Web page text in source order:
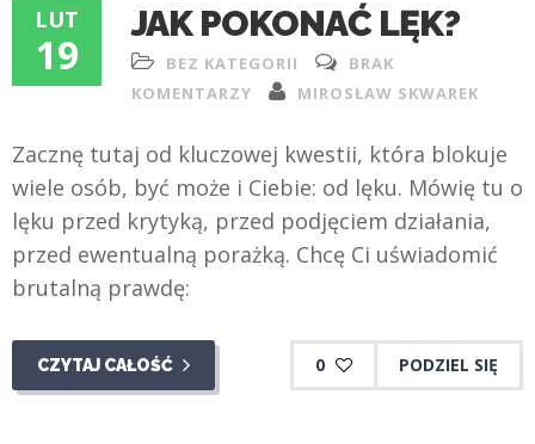
LUT
19
JAK POKONAĆ LĘK?
BEZ KATEGORII
BRAK
KOMENTARZY
MIROSŁAW SKWAREK
Zacznę tutaj od kluczowej kwestii, która blokuje
wiele osób, być może i Ciebie: od lęku. Mówię tu o
lęku przed krytyką, przed podjęciem działania,
przed ewentualną porażką. Chcę Ci uświadomić
brutalną prawdę:
CZYTAJ CAŁOŚĆ 0 PODZIEL SIĘ